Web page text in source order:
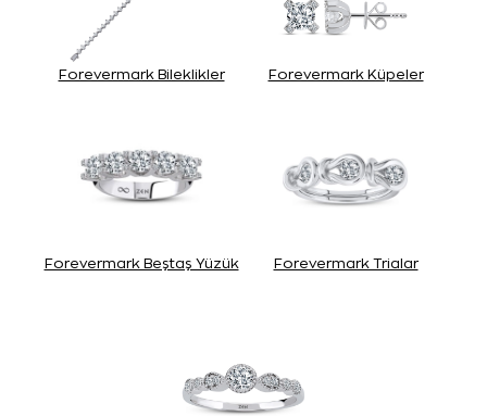
Forevermark Bileklikler Forevermark Küpeler
Forevermark Beştaş Yüzük Forevermark Trialar